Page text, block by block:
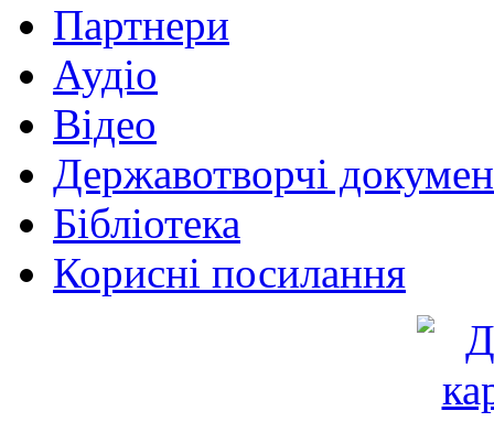
Партнери
Аудіо
Відео
Державотворчі
Бібліотека
Корисні посилання